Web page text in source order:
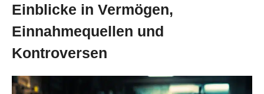
Einblicke in Vermögen,
Einnahmequellen und
Kontroversen